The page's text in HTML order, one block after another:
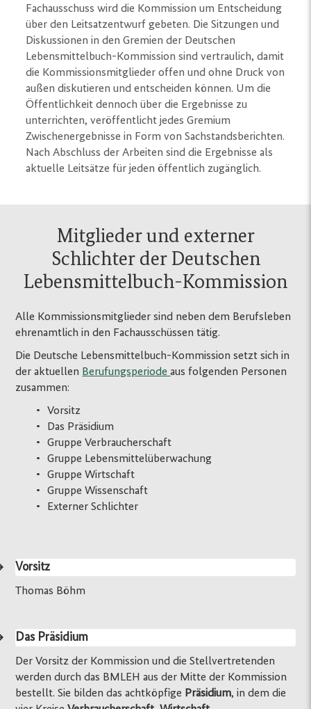
Fachausschuss wird die Kommission um Entscheidung
über den Leitsatzentwurf gebeten. Die Sitzungen und
Diskussionen in den Gremien der Deutschen
Lebensmittelbuch-Kommission sind vertraulich, damit
die Kommissionsmitglieder offen und ohne Druck von
außen diskutieren und entscheiden können. Um die
Öffentlichkeit dennoch über die Ergebnisse zu
unterrichten, veröffentlicht jedes Gremium
Zwischenergebnisse in Form von Sachstandsberichten.
Nach Abschluss der Arbeiten sind die Ergebnisse als
aktuelle Leitsätze für jeden öffentlich zugänglich.
Mitglieder und externer
Schlichter der Deutschen
Lebensmittelbuch-Kommission
Alle Kommissionsmitglieder sind neben dem Berufsleben
ehrenamtlich in den Fachausschüssen tätig.
Die Deutsche Lebensmittelbuch-Kommission setzt sich in
der aktuellen Berufungsperiodeaus folgenden Personen
zusammen:
Vorsitz
Das Präsidium
Gruppe Verbraucherschaft
Gruppe Lebensmittelüberwachung
Gruppe Wirtschaft
Gruppe Wissenschaft
Externer Schlichter
Vorsitz
Thomas Böhm
Das Präsidium
Der Vorsitz der Kommission und die Stellvertretenden
werden durch das BMLEH aus der Mitte der Kommission
bestellt. Sie bilden das achtköpfige Präsidium, in dem die